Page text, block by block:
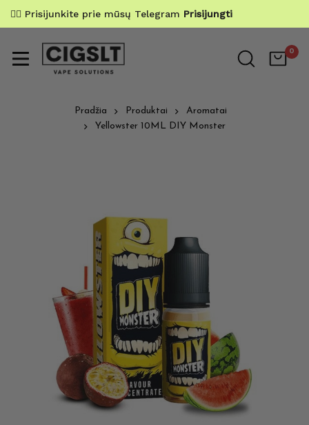
✌🏼 Prisijunkite prie mūsų Telegram Prisijungti
0
Pradžia Produktai
Aromatai
Yellowster 10ML DIY Monster